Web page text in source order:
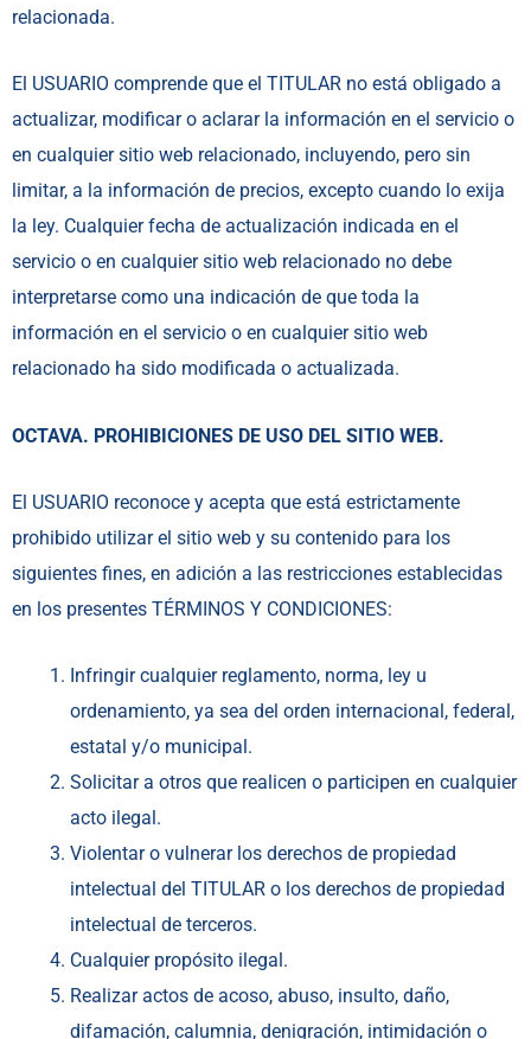
relacionada.
El USUARIO comprende que el TITULAR no está obligado a
actualizar, modificar o aclarar la información en el servicio o
en cualquier sitio web relacionado, incluyendo, pero sin
limitar, a la información de precios, excepto cuando lo exija
la ley. Cualquier fecha de actualización indicada en el
servicio o en cualquier sitio web relacionado no debe
interpretarse como una indicación de que toda la
información en el servicio o en cualquier sitio web
relacionado ha sido modificada o actualizada.
OCTAVA. PROHIBICIONES DE USO DEL SITIO WEB.
El USUARIO reconoce y acepta que está estrictamente
prohibido utilizar el sitio web y su contenido para los
siguientes fines, en adición a las restricciones establecidas
en los presentes TÉRMINOS Y CONDICIONES:
Infringir cualquier reglamento, norma, ley u
ordenamiento, ya sea del orden internacional, federal,
estatal y/o municipal.
Solicitar a otros que realicen o participen en cualquier
acto ilegal.
Violentar o vulnerar los derechos de propiedad
intelectual del TITULAR o los derechos de propiedad
intelectual de terceros.
Cualquier propósito ilegal.
Realizar actos de acoso, abuso, insulto, daño,
difamación, calumnia, denigración, intimidación o